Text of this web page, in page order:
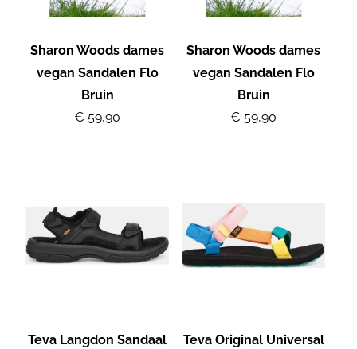
Sharon Woods dames
vegan Sandalen Flo
Bruin
€ 59,90
Sharon Woods dames
vegan Sandalen Flo
Bruin
€ 59,90
Teva Langdon Sandaal
Teva Original Universal